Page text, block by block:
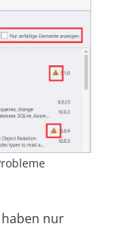
haben nur